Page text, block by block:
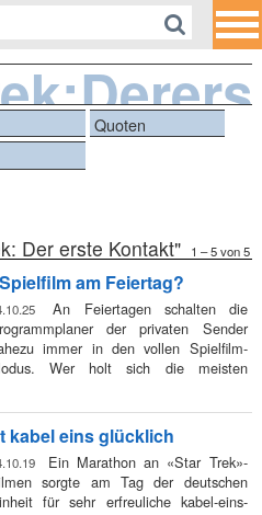
Quoten
Der erste Kontakt" 1 – 5 von 5
am Feiertag?
An Feiertagen schalten die
der privaten Sender
immer in den vollen Spielfilm-
Wer holt sich die meisten
kabel eins glücklich
Ein Marathon an «Star Trek»-
sorgte am Tag der deutschen
für sehr erfreuliche kabel-eins-